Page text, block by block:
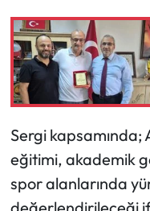
Sergi kapsamında;
eğitimi, akademik
spor alanlarında
Oğuzlar
Ortaköy
Osmancık
Otomotiv